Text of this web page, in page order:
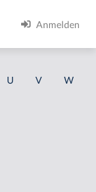
Anmelden
U V W